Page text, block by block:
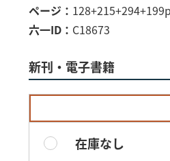
ページ
128+215+294+199p
六一ID
C18673
新刊・電子書籍
在庫なし